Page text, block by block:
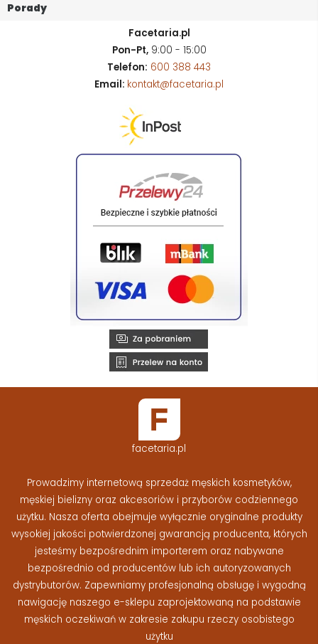
Porady
Facetaria.pl
Pon-Pt,9:00 - 15:00
Telefon: 600 388 443
Email: kontakt@facetaria.pl
facetaria.pl
Prowadzimy internetową sprzedaż męskich kosmetyków,
męskiej bielizny oraz akcesoriów i przyborów codziennego
użytku. Nasza oferta obejmuje wyłącznie oryginalne produkty
wysokiej jakości potwierdzonej gwarancją producenta, których
jesteśmy bezpośrednim importerem oraz nabywane
bezpośrednio od producentów lub ich autoryzowanych
dystrybutorów. Zapewniamy profesjonalną obsługę i wygodną
nawigację naszego e-sklepu zaprojektowaną na podstawie
męskich oczekiwań w zakresie zakupu rzeczy osobistego
użytku